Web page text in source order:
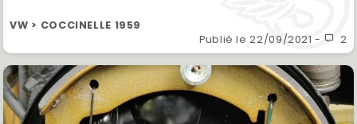
VW > COCCINELLE 1959
Publié le22/09/2021 - 2